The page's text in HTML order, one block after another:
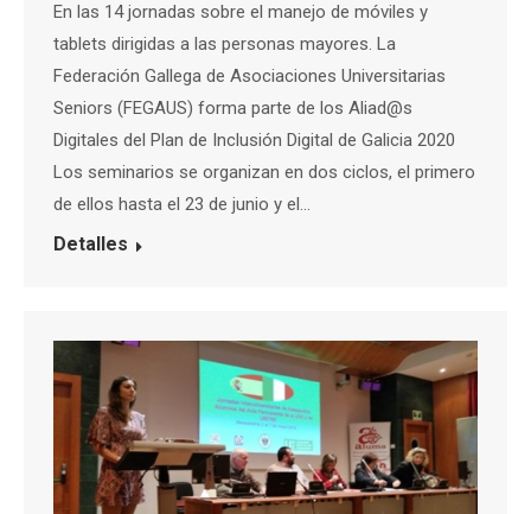
En las 14 jornadas sobre el manejo de móviles y
tablets dirigidas a las personas mayores. La
Federación Gallega de Asociaciones Universitarias
Seniors (FEGAUS) forma parte de los Aliad@s
Digitales del Plan de Inclusión Digital de Galicia 2020
Los seminarios se organizan en dos ciclos, el primero
de ellos hasta el 23 de junio y el…
Detalles